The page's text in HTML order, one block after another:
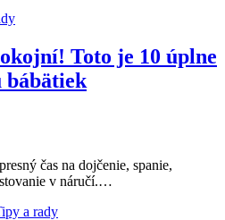
Toto je 10 úplne
bábätiek
čas na dojčenie, spanie,
v náručí.…
a rady